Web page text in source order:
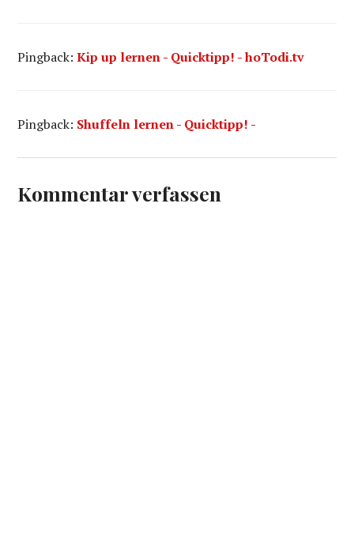
Pingback:Kip up lernen - Quicktipp! - hoTodi.tv
Pingback: Shuffeln lernen - Quicktipp! -
Kommentar verfassen